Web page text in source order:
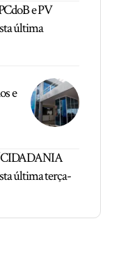
e PV
última
e
última terça-